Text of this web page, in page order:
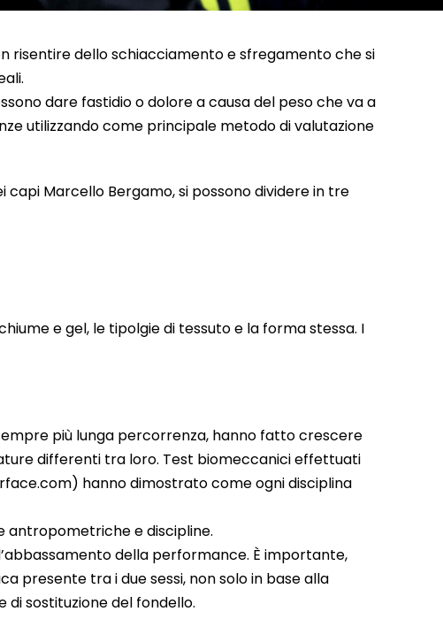
risentire dello schiacciamento e sfregamento che si
dare fastidio o dolore a causa del peso che va a
utilizzando come principale metodo di valutazione
capi Marcello Bergamo, si possono dividere in tre
e gel, le tipolgie di tessuto e la forma stessa. I
più lunga percorrenza, hanno fatto crescere
differenti tra loro. Test biomeccanici effettuati
hanno dimostrato come ogni disciplina
antropometriche e discipline.
della performance. È importante,
presente tra i due sessi, non solo in base alla
di sostituzione del fondello.